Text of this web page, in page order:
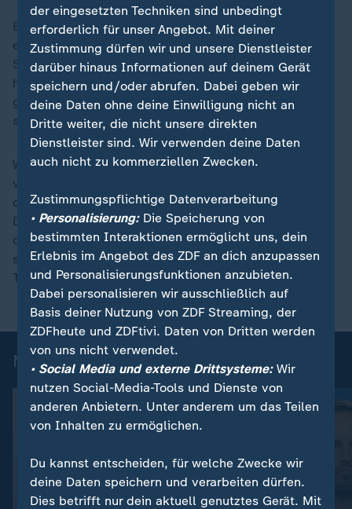
Er soll eine Online-Plattform betrieben haben, auf der
er personenbezogene Daten, Anleitungen zum Bau von
Sprengsätzen und Aufrufe zu Gewalttaten verbreitet
haben soll. Zudem habe er Krypto-Spenden
gesammelt, die als Kopfgelder gedacht gewesen sein
sollen.
Was ist bislang über die Hintergründe und Motivation
von Martin S. bekannt? Welche Rolle spielt Dortmund
derzeit innerhalb der rechtsextremen Szene in
Deutschland? Und welche Rolle spielt das Darknet bei
der Vernetzung extremistischer Gruppen? Darüber
spricht Victoria Reichelt mit ZDF-Rechtsexpertin Sarah
Tacke und Investigativjournalist Olaf Sundermeyer.
Mehr aus ZDFheute live
der eingesetzten Techniken sind unbedingt
erforderlich für unser Angebot. Mit deiner
Zustimmung dürfen wir und unsere Dienstleister
darüber hinaus Informationen auf deinem Gerät
speichern und/oder abrufen. Dabei geben wir
deine Daten ohne deine Einwilligung nicht an
Dritte weiter, die nicht unsere direkten
Dienstleister sind. Wir verwenden deine Daten
auch nicht zu kommerziellen Zwecken.
Zustimmungspflichtige Datenverarbeitung
• Personalisierung:Die Speicherung von
bestimmten Interaktionen ermöglicht uns, dein
Erlebnis im Angebot des ZDF an dich anzupassen
und Personalisierungsfunktionen anzubieten.
Dabei personalisieren wir ausschließlich auf
Basis deiner Nutzung von ZDF Streaming, der
ZDFheute und ZDFtivi. Daten von Dritten werden
von uns nicht verwendet.
• Social Media und externe Drittsysteme:Wir
nutzen Social-Media-Tools und Dienste von
anderen Anbietern. Unter anderem um das Teilen
von Inhalten zu ermöglichen.
Du kannst entscheiden, für welche Zwecke wir
deine Daten speichern und verarbeiten dürfen.
Dies betrifft nur dein aktuell genutztes Gerät. Mit